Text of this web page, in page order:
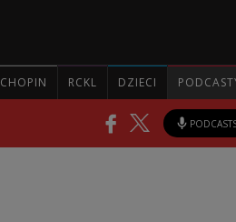
CHOPIN RCKL DZIECI